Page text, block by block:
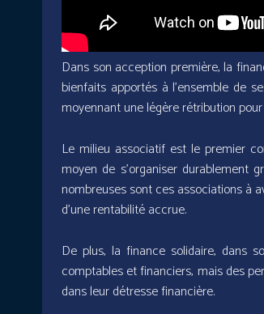
Dans son acception première, la
bienfaits apportés à l’ensemble de
moyennant une légère rétribution
Le milieu associatif est le premier
moyen de s’organiser durablement
nombreuses sont ces associations à
d’une rentabilité accrue.
De plus, la finance solidaire, dans
comptables et financiers, mais des
dans leur détresse financière.